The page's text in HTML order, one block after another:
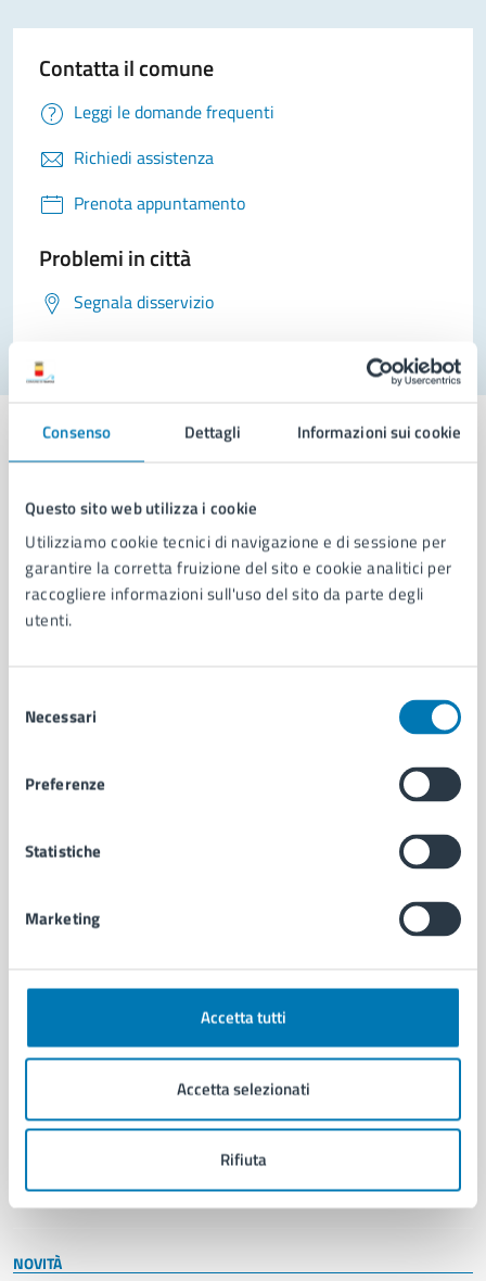
Consenso Dettagli Informazioni sui cookie
Questo sito web utilizza i cookie
Utilizziamo cookie tecnici di navigazione e di sessione per
garantire la corretta fruizione del sito e cookie analitici per
raccogliere informazioni sull'uso del sito da parte degli
utenti.
delNecessari
Preferenze
Statistiche
Marketing
Accetta tutti
Accetta selezionati
Rifiuta
Contatta il comune
Leggi le domande frequenti
Richiedi assistenza
Prenota appuntamento
Problemi in città
Segnala disservizio
Comune di Napoli
AMMINISTRAZIONE
Aree amministrative
Enti e fondazioni
Documenti e dati
Ambiente
Educazione e formazione
Giustizia e sicurezza pubblica
Imprese e commercio
Salute, benessere e assistenza
Vita lavorativa
NOVITÀ